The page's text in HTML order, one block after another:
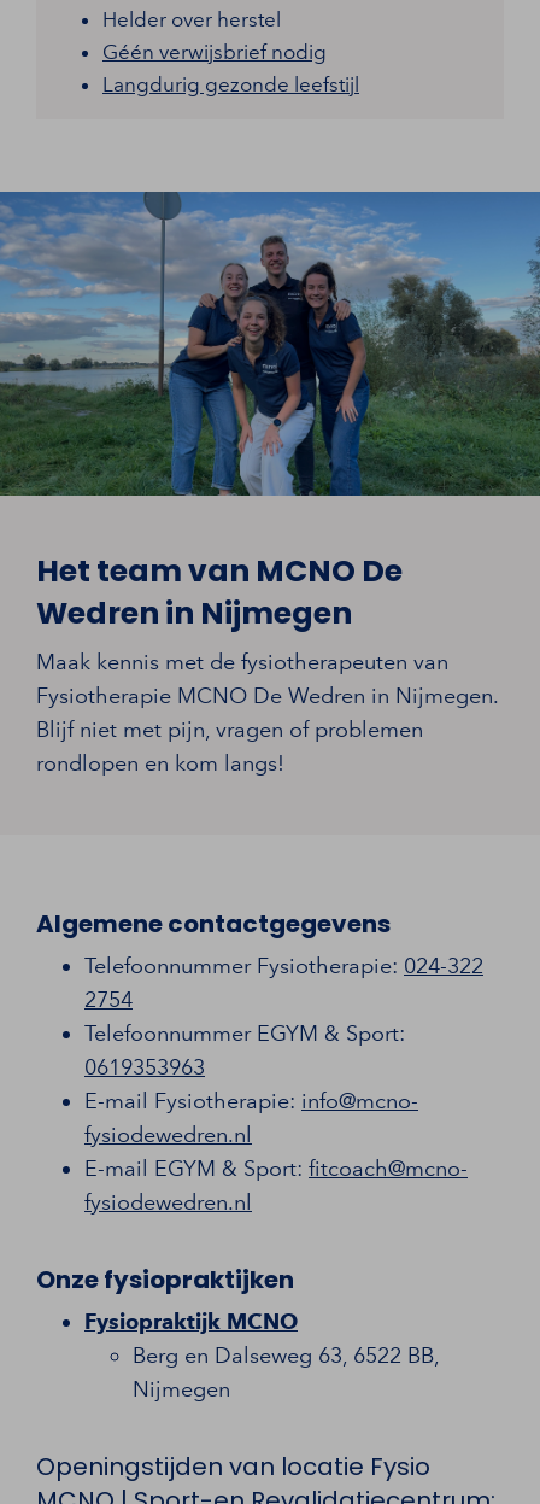
Helder over herstel
Géén verwijsbrief nodig
Langdurig gezonde leefstijl
Het team van MCNO De
Wedren in Nijmegen
Maak kennis met de fysiotherapeuten van
Fysiotherapie MCNO De Wedren in Nijmegen.
Blijf niet met pijn, vragen of problemen
rondlopen en kom langs!
Algemene contactgegevens
Telefoonnummer Fysiotherapie: 024-322
2754
Telefoonnummer EGYM & Sport:
0619353963
E-mail Fysiotherapie: info@mcno-
fysiodewedren.nl
E-mail EGYM & Sport: fitcoach@mcno-
fysiodewedren.nl
Onze fysiopraktijken
Fysiopraktijk MCNO
Berg en Dalseweg 63, 6522 BB,
Nijmegen
Openingstijden van locatie Fysio